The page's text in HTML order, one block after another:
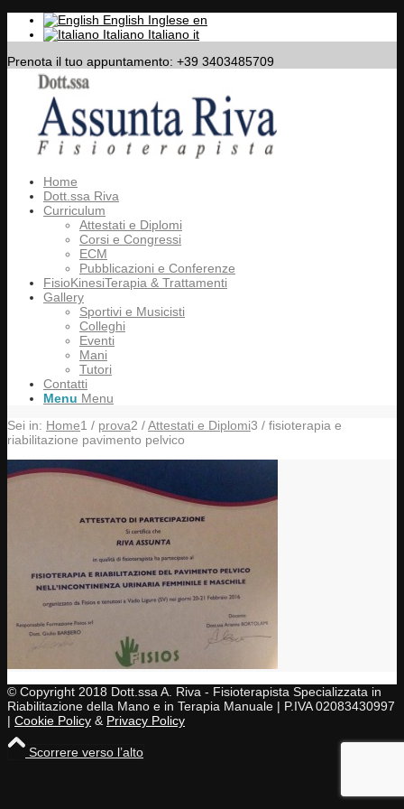
English Inglese en
Italiano Italiano it
Prenota il tuo appuntamento: +39 3403485709
Home
Dott.ssa Riva
Curriculum
Attestati e Diplomi
Corsi e Congressi
ECM
Pubblicazioni e Conferenze
FisioKinesiTerapia & Trattamenti
Gallery
Sportivi e Musicisti
Colleghi
Eventi
Mani
Tutori
Contatti
Menu Menu
Sei in: Home1 / prova2 /Attestati e Diplomi3 / fisioterapia e
riabilitazione pavimento pelvico
© Copyright 2018 Dott.ssa A. Riva - Fisioterapista Specializzata in
Riabilitazione della Mano e in Terapia Manuale | P.IVA 02083430997
| Cookie Policy & Privacy Policy
Scorrere verso l’alto